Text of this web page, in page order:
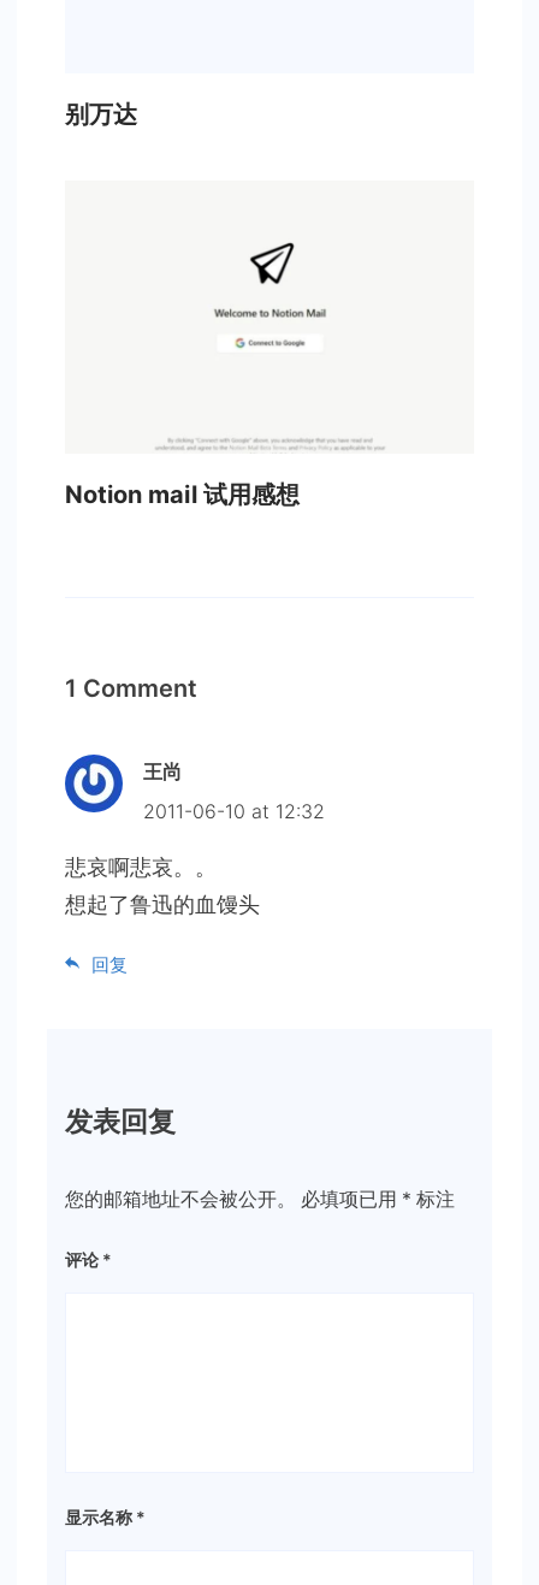
别万达
Notion mail 试用感想
1 Comment
王尚
2011-06-10 at 12:32
悲哀啊悲哀。。
想起了鲁迅的血馒头
回复
发表回复
您的邮箱地址不会被公开。 必填项已用 * 标注
评论 *
显示名称 *